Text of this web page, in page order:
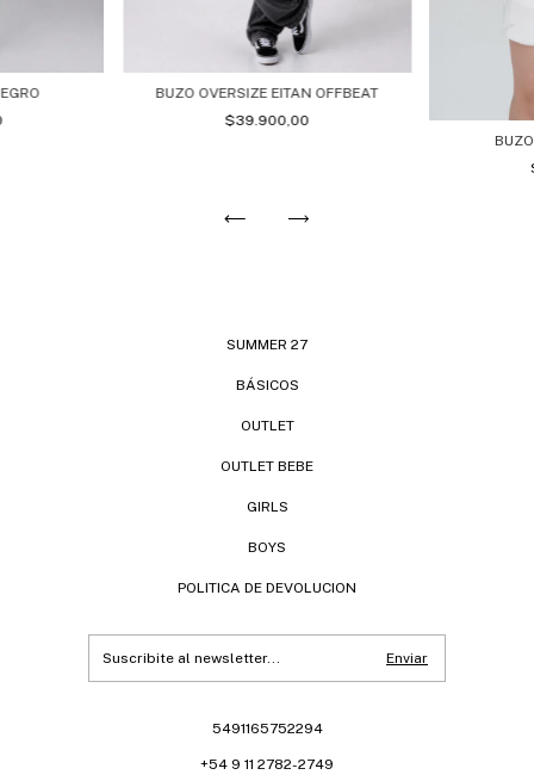
BUZO OVERSIZE EITAN OFFBEAT
$39.900,00
SUMMER 27
BÁSICOS
OUTLET
OUTLET BEBE
GIRLS
BOYS
POLITICA DE DEVOLUCION
5491165752294
+54 9 11 2782-2749